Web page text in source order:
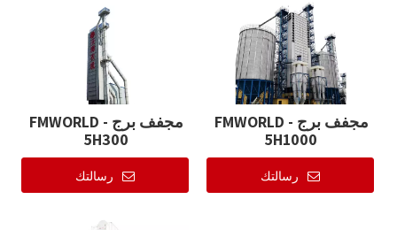
مجفف برج FMWORLD -
5H300
رسالتك
مجفف برج FMWORLD -
5H1000
رسالتك